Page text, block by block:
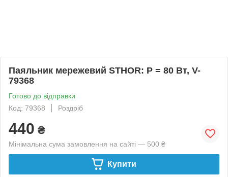
Паяльник мережевий STHOR: P = 80 Вт, V-
79368
Готово до відправки
Код: 79368
Роздріб
440 ₴
Мінімальна сума замовлення на сайті — 500 ₴
Купити